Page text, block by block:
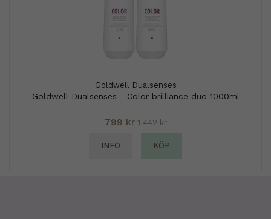
Goldwell Dualsenses
Goldwell Dualsenses - Color brilliance duo 1000ml
799 kr 1 442 kr
INFO KÖP